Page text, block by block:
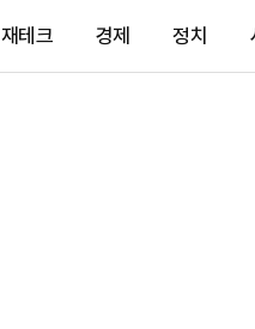
재테크 경제 정치